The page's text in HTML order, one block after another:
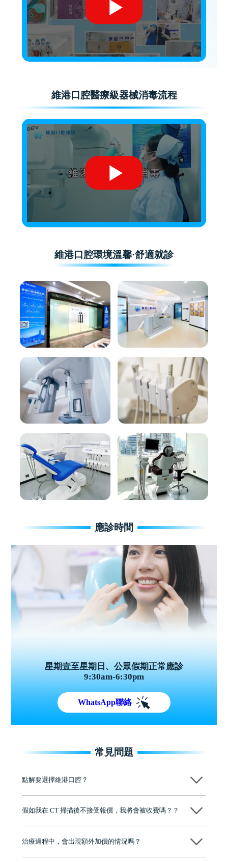
維港口腔醫療級器械消毒流程
維港口腔環境溫馨·舒適就診
應診時間
星期壹至星期日、公眾假期正常應診
9:30am-6:30pm
WhatsApp聯絡
常見問題
點解要選擇維港口腔？
牌」、「2025香港企業領袖品牌」，是諾貝爾種植系統全球放心植牙中
至今已服務超過三十個國家和地區的顧客，受到粵港澳大灣區及周邊城
市市民極高的口碑評價及信任推薦 珠海、深圳設有八大分院，香港亦設
有咨詢及服務保障中心，有任何問題都可以隨時預約免費咨詢，讓人十
假如我在 CT 掃描後不接受報價，我將會被收費嗎？？
治療過程中，會出現額外加價的情況嗎？